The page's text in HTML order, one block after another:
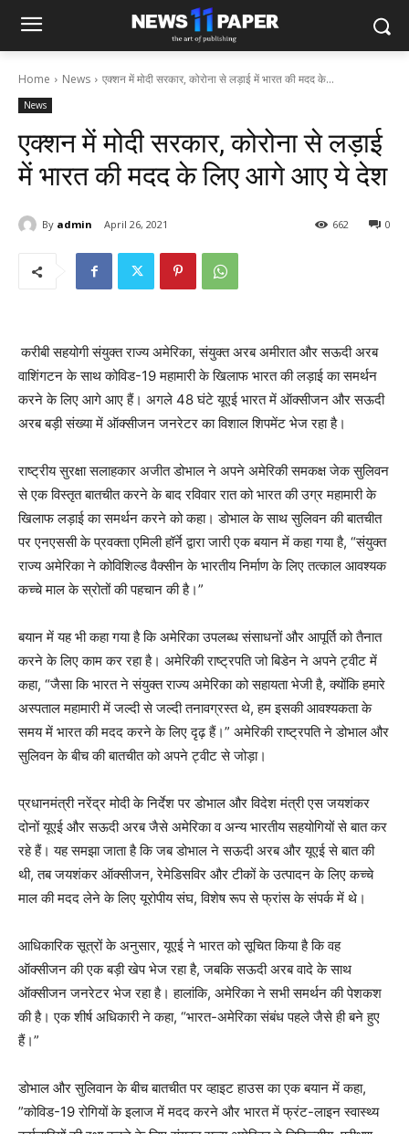
Home News एक्‍शन में मोदी सरकार, कोरोना से लड़ाई में भारत की मदद के...
News
एक्‍शन में मोदी सरकार, कोरोना से लड़ाई
में भारत की मदद के लिए आगे आए ये देश
By admin April 26, 2021 0
662
करीबी सहयोगी संयुक्त राज्य अमेरिका, संयुक्त अरब अमीरात और सऊदी अरब
वाशिंगटन के साथ कोविड-19 महामारी के खिलाफ भारत की लड़ाई का समर्थन
करने के लिए आगे आए हैं। अगले 48 घंटे यूएई भारत में ऑक्सीजन और सऊदी
अरब बड़ी संख्या में ऑक्सीजन जनरेटर का विशाल शिपमेंट भेज रहा है।
राष्ट्रीय सुरक्षा सलाहकार अजीत डोभाल ने अपने अमेरिकी समकक्ष जेक सुलिवन
से एक विस्तृत बातचीत करने के बाद रविवार रात को भारत की उग्र महामारी के
खिलाफ लड़ाई का समर्थन करने को कहा। डोभाल के साथ सुलिवन की बातचीत
पर एनएससी के प्रवक्ता एमिली हॉर्ने द्वारा जारी एक बयान में कहा गया है, “संयुक्त
राज्य अमेरिका ने कोविशिल्‍ड वैक्सीन के भारतीय निर्माण के लिए तत्काल आवश्यक
कच्चे माल के स्रोतों की पहचान की है।”
बयान में यह भी कहा गया है कि अमेरिका उपलब्ध संसाधनों और आपूर्ति को तैनात
करने के लिए काम कर रहा है। अमेरिकी राष्ट्रपति जो बिडेन ने अपने ट्वीट में
कहा, “जैसा कि भारत ने संयुक्त राज्य अमेरिका को सहायता भेजी है, क्योंकि हमारे
अस्पताल महामारी में जल्दी से जल्दी तनावग्रस्त थे, हम इसकी आवश्यकता के
समय में भारत की मदद करने के लिए दृढ़ हैं।” अमेरिकी राष्ट्रपति ने डोभाल और
सुलिवन के बीच की बातचीत को अपने ट्वीट से जोड़ा।
प्रधानमंत्री नरेंद्र मोदी के निर्देश पर डोभाल और विदेश मंत्री एस जयशंकर
दोनों यूएई और सऊदी अरब जैसे अमेरिका व अन्य भारतीय सहयोगियों से बात कर
रहे हैं। यह समझा जाता है कि जब डोभाल ने सऊदी अरब और यूएई से बात की
थी, तब जयशंकर ऑक्सीजन, रेमेडिसविर और टीकों के उत्पादन के लिए कच्चे
माल की मदद लेने के लिए यूरोपीय संघ, विशेष रूप से फ्रांस के संपर्क में थे।
आधिकारिक सूत्रों के अनुसार, यूएई ने भारत को सूचित किया है कि वह
ऑक्सीजन की एक बड़ी खेप भेज रहा है, जबकि सऊदी अरब वादे के साथ
ऑक्सीजन जनरेटर भेज रहा है। हालांकि, अमेरिका ने सभी समर्थन की पेशकश
की है। एक शीर्ष अधिकारी ने कहा, “भारत-अमेरिका संबंध पहले जैसे ही बने हुए
हैं।”
डोभाल और सुलिवान के बीच बातचीत पर व्हाइट हाउस का एक बयान में कहा,
”कोविड-19 रोगियों के इलाज में मदद करने और भारत में फ्रंट-लाइन स्वास्थ्य